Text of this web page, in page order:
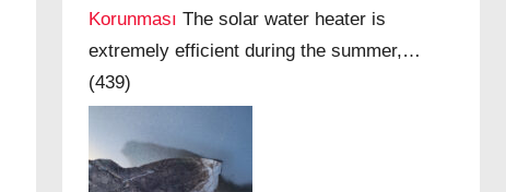
Korunması The solar water heater is
extremely efficient during the summer,…
(439)